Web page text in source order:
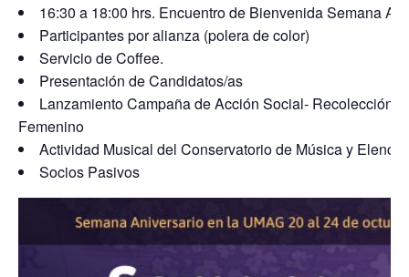
16:30 a 18:00 hrs. Encuentro de Bienvenida Semana
Participantes por alianza (polera de color)
Servicio de Coffee.
Presentación de Candidatos/as
Lanzamiento Campaña de Acción Social- Recolección
Femenino
Actividad Musical del Conservatorio de Música y Elenco
Socios Pasivos